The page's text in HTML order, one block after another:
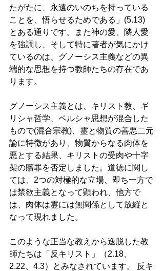
たがたに、永遠のいのちを持っている
ことを、悟らせるためである」(5.13)
とある通りです。また神の愛、隣人愛
を強調し、そして特に著者が気にかけ
ているのは、グノーシス主義などの異
端的な思想を持つ教師たちの存在であ
ります。
グノーシス主義とは、キリスト教、ギ
リシャ哲学、ペルシャ思想が混合した
もので(混合宗教)、霊と物質の善悪二元
論に特徴があり、物質からなる肉体を
悪とする結果、キリストの受肉や十字
架の贖罪を否定しました。道徳に関し
ては、2つの対極的な立場、即ち一方で
は禁欲主義となって顕われ、他方で
は、肉体は霊には無関係として放縦と
なって現れました。
このような正当な教えから逸脱した教
師たちは「反キリスト」（2.18、
2.22、4.3）とみなされています。 反キ